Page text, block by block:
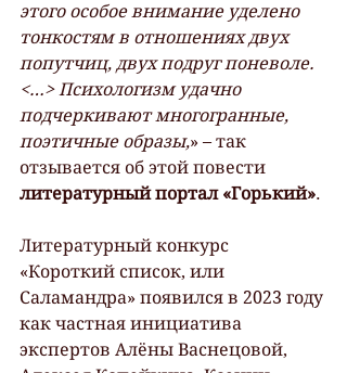
этого особое внимание уделено
тонкостям в отношениях двух
попутчиц, двух подруг поневоле.
<…> Психологизм удачно
подчеркивают многогранные,
поэтичные образы,» – так
отзывается об этой повести
литературный портал «Горький».
Литературный конкурс
«Короткий список, или
Саламандра» появился в 2023 году
как частная инициатива
экспертов Алёны Васнецовой,